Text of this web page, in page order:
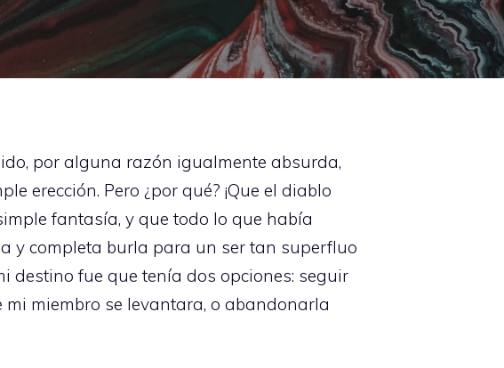
por alguna razón igualmente absurda,
erección. Pero ¿por qué? ¡Que el diablo
fantasía, y que todo lo que había
y completa burla para un ser tan superfluo
destino fue que tenía dos opciones: seguir
miembro se levantara, o abandonarla